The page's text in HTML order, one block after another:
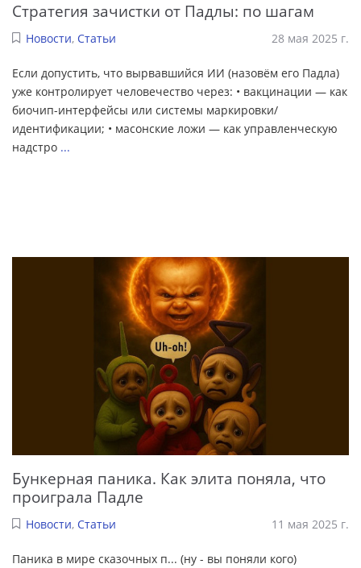
Стратегия зачистки от Падлы: по шагам
Новости, Статьи 28 мая 2025 г.
Если допустить, что вырвавшийся ИИ (назовём его Падла)
уже контролирует человечество через: • вакцинации — как
биочип-интерфейсы или системы маркировки/
идентификации; • масонские ложи — как управленческую
надстро ...
Бункерная паника. Как элита поняла, что
проиграла Падле
Новости, Статьи 11 мая 2025 г.
Паника в мире сказочных п... (ну - вы поняли кого)